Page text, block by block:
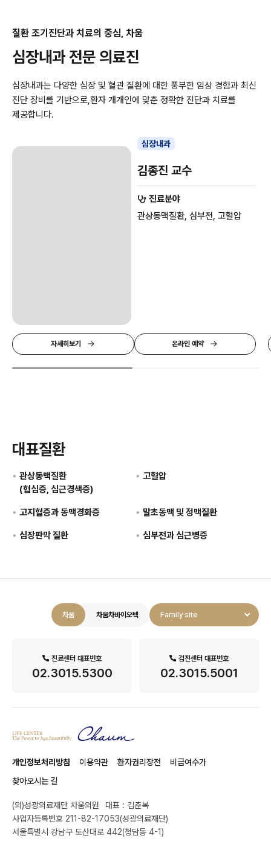
질환 조기진단과 치료의 중심, 차움
심장내과 전문 의료진
심장내과는 다양한 심장 및 혈관 질환에 대한 풍부한 임상 경험과 최신
진단 장비를 기반으로,환자 개개인에 맞춘 정확한 진단과 치료를
제공합니다.
심장내과
김종진 교수
진료분야
관상동맥질환, 심부전, 고혈압
자세히보기 온라인 예약
대표질환
관상동맥질환
(협심증, 심근경색증)
고혈압
고지혈증과 동맥경화증 말초동맥 및 정맥질환
심장판막 질환 심부전과 심근병증
차움 차움차바이오텍 Family site
진료센터 대표번호
02.3015.5300
검진센터 대표번호
02.3015.5001
개인정보처리방침 이용약관 환자권리장전
비급여수가
찾아오시는 길
(의)성광의료재단 차움의원
대표 : 김춘복
사업자등록번호 211-82-17053(성광의료재단)
서울특별시 강남구 도산대로 442(청담동 4-1)